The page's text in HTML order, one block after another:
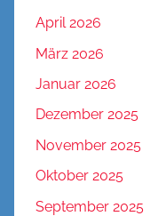
April 2026
März 2026
Januar 2026
Dezember 2025
November 2025
Oktober 2025
September 2025